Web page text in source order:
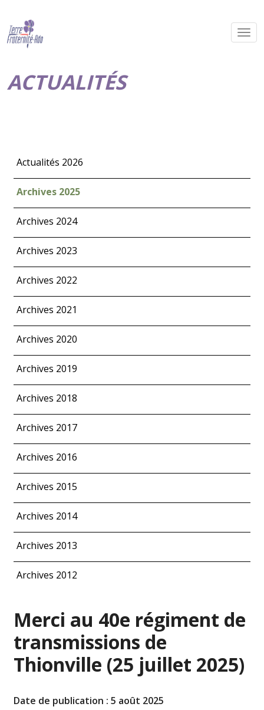
ACTUALITÉS
Actualités 2026
Archives 2025
Archives 2024
Archives 2023
Archives 2022
Archives 2021
Archives 2020
Archives 2019
Archives 2018
Archives 2017
Archives 2016
Archives 2015
Archives 2014
Archives 2013
Archives 2012
Merci au 40e régiment de
transmissions de
Thionville (25 juillet 2025)
Date de publication : 5 août 2025